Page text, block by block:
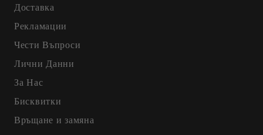
Доставка
Рекламации
Чести Въпроси
Лични Данни
За Нас
Бисквитки
Връщане и замяна